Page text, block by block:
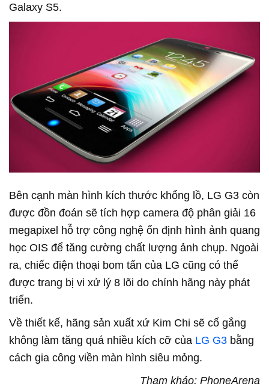
Galaxy S5.
Bên cạnh màn hình kích thước khổng lồ, LG G3 còn
được đồn đoán sẽ tích hợp camera độ phân giải 16
megapixel hỗ trợ công nghệ ổn định hình ảnh quang
học OIS để tăng cường chất lượng ảnh chụp. Ngoài
ra, chiếc điện thoại bom tấn của LG cũng có thể
được trang bị vi xử lý 8 lõi do chính hãng này phát
triển.
Về thiết kế, hãng sản xuất xứ Kim Chi sẽ cố gắng
không làm tăng quá nhiều kích cỡ của LG G3 bằng
cách gia công viền màn hình siêu mỏng.
Tham khảo: PhoneArena